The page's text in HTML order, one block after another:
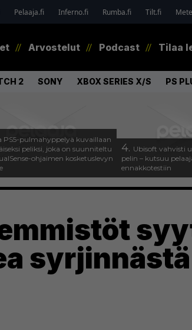
Pelaaja.fi Inferno.fi Rumba.fi Tilt.fi
Arvostelut Podcast Tilaa
2 SONY XBOX SERIES X/S PS
PS5-pulmahyppelyä kuvaillaan
peliksi, joka on suunniteltu
ohjaimen kosketuslevyn
4. Ubisoft vahvisti
pelin – kutsuu
ennakkotestiin
syrjinnästä